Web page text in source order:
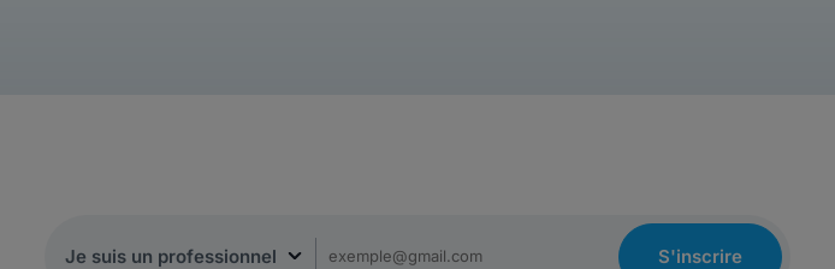
S'inscrire